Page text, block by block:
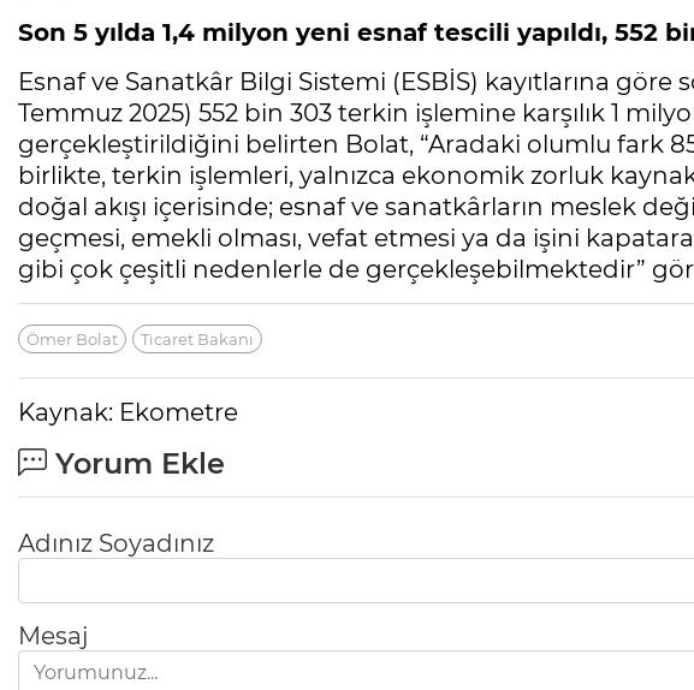
Son 5 yılda 1,4 milyon yeni esnaf tescili yapıldı, 552
Esnaf ve Sanatkâr Bilgi Sistemi (ESBİS) kayıtlarına göre
Temmuz 2025) 552 bin 303 terkin işlemine karşılık 1
gerçekleştirildiğini belirten Bolat, “Aradaki olumlu fark
birlikte, terkin işlemleri, yalnızca ekonomik zorluk
doğal akışı içerisinde; esnaf ve sanatkârların meslek
geçmesi, emekli olması, vefat etmesi ya da işini
gibi çok çeşitli nedenlerle de gerçekleşebilmektedir”
Ömer Bolat Ticaret Bakanı
Kaynak: Ekometre
Yorum Ekle
Adınız Soyadınız
Mesaj